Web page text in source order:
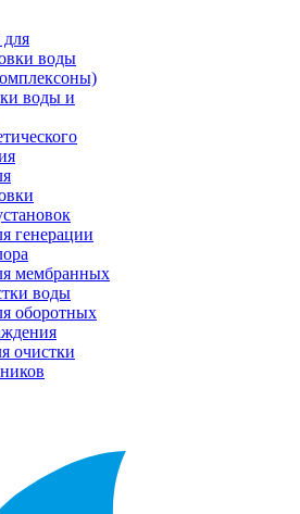
для
воды
воды и
генерации
мембранных
воды
оборотных
очистки